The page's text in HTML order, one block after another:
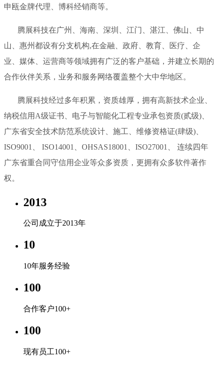
申瓯金牌代理、博科经销商等。
腾展科技在广州、海南、深圳、江门、湛江、佛山、中
山、惠州都设有分支机构,在金融、政府、教育、医疗、企
业、媒体、运营商等领域拥有广泛的客户基础，并建立长期的
合作伙伴关系，业务和服务网络覆盖整个大中华地区。
腾展科技经过多年积累，资质雄厚，拥有高新技术企业、
纳税信用A级证书、电子与智能化工程专业承包资质(贰级)、
广东省安全技术防范系统设计、施工、维修资格证(肆级)、
ISO9001、 ISO14001、OHSAS18001、ISO27001、 连续四年
广东省重合同守信用企业等众多资质，更拥有众多软件著作
权。
2013
公司成立于2013年
10
10年服务经验
100
合作客户100+
100
现有员工100+